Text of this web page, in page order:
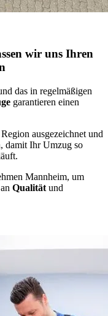
wir uns Ihren
das in regelmäßigen
garantieren einen
ausgezeichnet und
damit Ihr Umzug so
Mannheim, um
Qualität und